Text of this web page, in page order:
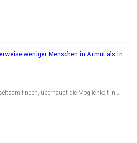
weniger Menschen in Armut als in
finden, überhaupt die Möglichkeit in …